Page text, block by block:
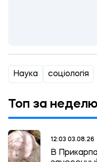
Наука соціологія
Топ за неделю
12:03 03.08.26
В